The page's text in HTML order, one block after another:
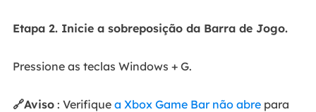
Etapa 2. Inicie a sobreposição da Barra de Jogo.
Pressione as teclas Windows + G.
🔗Aviso: Verifique a Xbox Game Bar não abrepara